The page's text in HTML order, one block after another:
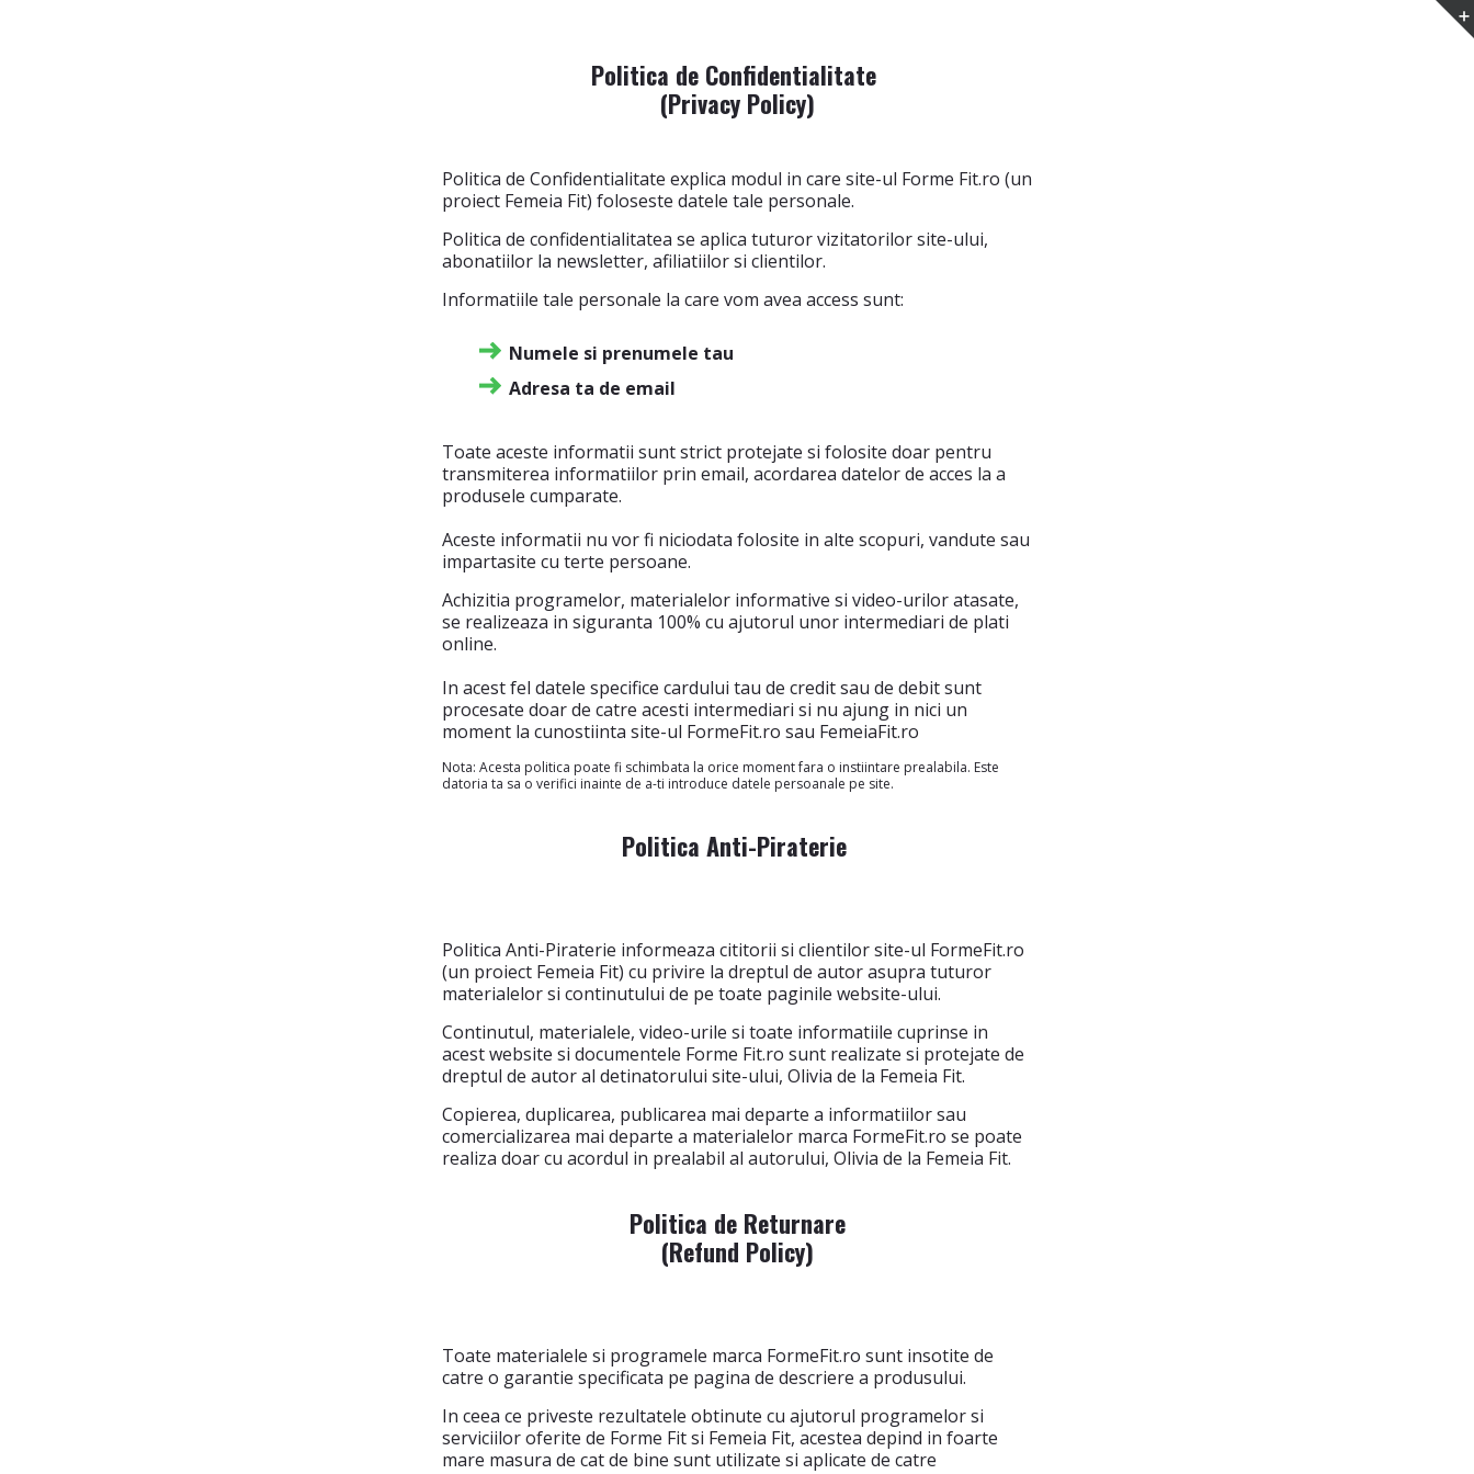
Politica de Confidentialitate
(Privacy Policy)
Politica de Confidentialitate explica modul in care site-ul Forme Fit.ro (un
proiect Femeia Fit) foloseste datele tale personale.
Politica de confidentialitatea se aplica tuturor vizitatorilor site-ului,
abonatiilor la newsletter, afiliatiilor si clientilor.
Informatiile tale personale la care vom avea access sunt:
Numele si prenumele tau
Adresa ta de email
Toate aceste informatii sunt strict protejate si folosite doar pentru
transmiterea informatiilor prin email, acordarea datelor de acces la a
produsele cumparate.
Aceste informatii nu vor fi niciodata folosite in alte scopuri, vandute sau
impartasite cu terte persoane.
Achizitia programelor, materialelor informative si video-urilor atasate,
se realizeaza in siguranta 100% cu ajutorul unor intermediari de plati
online.
In acest fel datele specifice cardului tau de credit sau de debit sunt
procesate doar de catre acesti intermediari si nu ajung in nici un
moment la cunostiinta site-ul FormeFit.ro sau FemeiaFit.ro
Nota: Acesta politica poate fi schimbata la orice moment fara o instiintare prealabila. Este
datoria ta sa o verifici inainte de a-ti introduce datele persoanale pe site.
Politica Anti-Piraterie
Politica Anti-Piraterie informeaza cititorii si clientilor site-ul FormeFit.ro
(un proiect Femeia Fit) cu privire la dreptul de autor asupra tuturor
materialelor si continutului de pe toate paginile website-ului.
Continutul, materialele, video-urile si toate informatiile cuprinse in
acest website si documentele Forme Fit.ro sunt realizate si protejate de
dreptul de autor al detinatorului site-ului, Olivia de la Femeia Fit.
Copierea, duplicarea, publicarea mai departe a informatiilor sau
comercializarea mai departe a materialelor marca FormeFit.ro se poate
realiza doar cu acordul in prealabil al autorului, Olivia de la Femeia Fit.
Politica de Returnare
(Refund Policy)
Toate materialele si programele marca FormeFit.ro sunt insotite de
catre o garantie specificata pe pagina de descriere a produsului.
In ceea ce priveste rezultatele obtinute cu ajutorul programelor si
serviciilor oferite de Forme Fit si Femeia Fit, acestea depind in foarte
mare masura de cat de bine sunt utilizate si aplicate de catre